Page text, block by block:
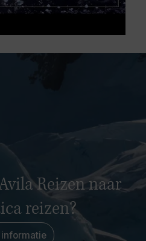
Reizen naar
reizen?
informatie